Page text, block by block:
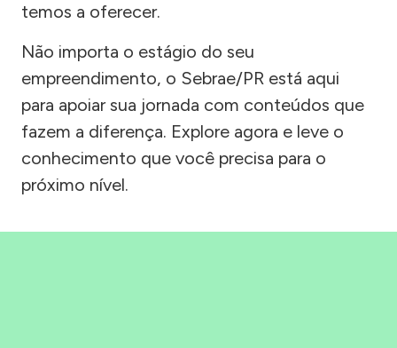
temos a oferecer.
Não importa o estágio do seu
empreendimento, o Sebrae/PR está aqui
para apoiar sua jornada com conteúdos que
fazem a diferença. Explore agora e leve o
conhecimento que você precisa para o
próximo nível.